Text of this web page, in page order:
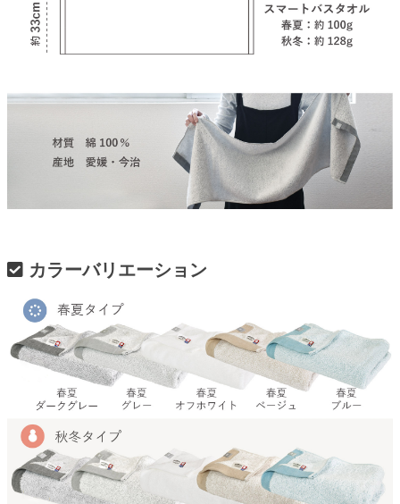
カラーバリエーション